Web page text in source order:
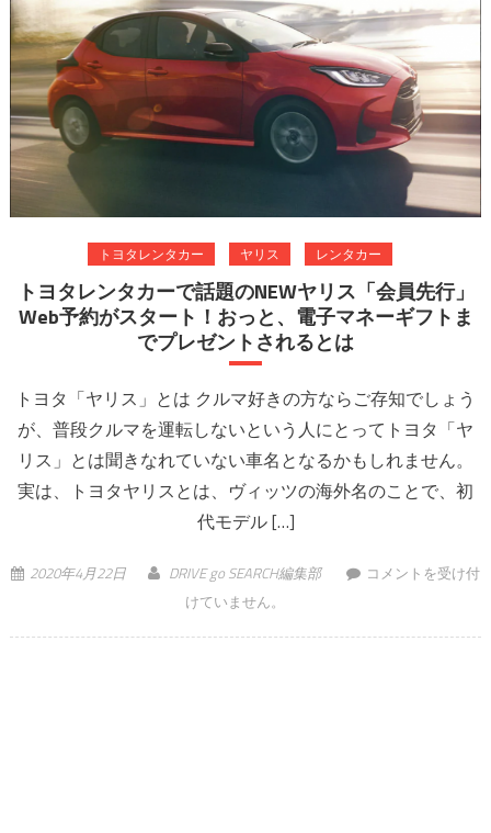
トヨタレンタカー ヤリス レンタカー
トヨタレンタカーで話題のNEWヤリス「会員先行」
Web予約がスタート！おっと、電子マネーギフトま
でプレゼントされるとは
トヨタ「ヤリス」とは クルマ好きの方ならご存知でしょう
が、普段クルマを運転しないという人にとってトヨタ「ヤ
リス」とは聞きなれていない車名となるかもしれません。
実は、トヨタヤリスとは、ヴィッツの海外名のことで、初
代モデル […]
2020年4月22日 DRIVE go SEARCH編集部
トヨタレンタカー
コメントを受け付
けていません。